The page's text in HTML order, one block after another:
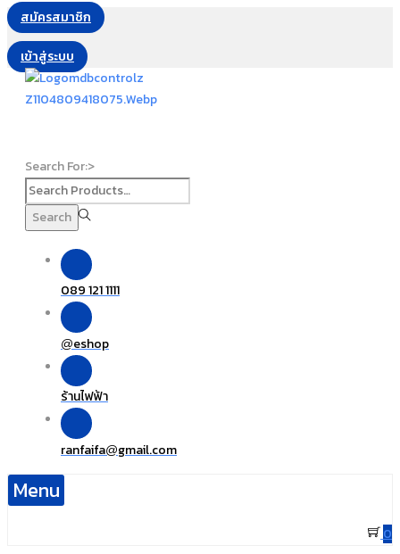
สมัครสมาชิก
เข้าสู่ระบบ
Search For:>
Search
089 121 1111
@eshop
ร้านไฟฟ้า
ranfaifa@gmail.com
Menu
0